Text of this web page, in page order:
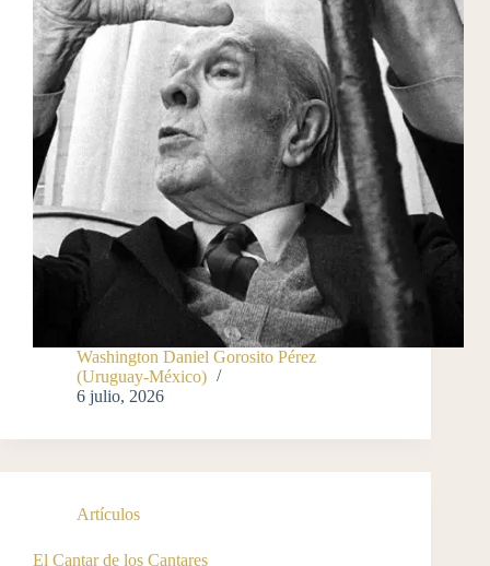
Washington Daniel Gorosito Pérez
(Uruguay-México)
6 julio, 2026
Artículos
El Cantar de los Cantares